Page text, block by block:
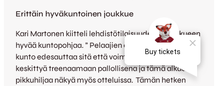
Erittäin hyväkuntoinen joukkue
Kari Martonen kiitteli lehdistötilaisuudessa joukkueen
hyvää kuntopohjaa. ” Pelaajien erinomainen fyysinen
kunto edesauttaa sitä että voimme harjoituksissa
keskittyä treenaamaan pallollisena ja tämä alkaa
pikkuhiljaa näkyä myös otteluissa. Tämän hetken